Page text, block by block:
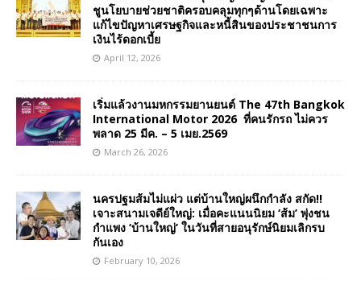
ชูนโยบายช่วยชาติครอบคลุมทุกๆด้านโดยเฉพาะ
แก้ไขปัญหาเศรษฐกิจและหนี้สินของประชาชนการ
เงินไร้ดอกเบี้ย
April 12, 2026
เริ่มแล้วงานมหกรรมยานยนต์ The 47th Bangkok
International Motor 2026 ที่คนรักรถ ไม่ควร
พลาด 25 มีค. – 5 เมย.2569
March 26, 2026
นครปฐมส้มไม่แผ่ว แต่บ้านใหญ่ผนึกกำลัง สกัด!!
เจาะสนามเจดีย์ใหญ่: เมื่อคะแนนนิยม ‘ส้ม’ พุ่งชน
กำแพง ‘บ้านใหญ่’ ในวันที่สายอนุรักษ์นิยมเลิกรบ
กันเอง
February 10, 2026